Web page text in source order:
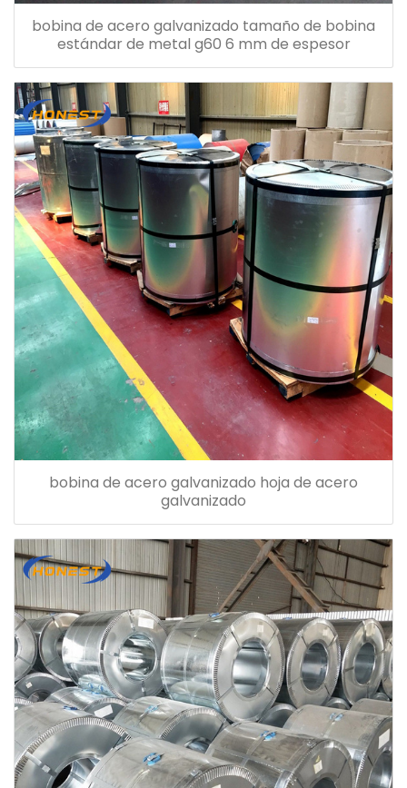
bobina de acero galvanizado tamaño de bobina
estándar de metal g60 6 mm de espesor
bobina de acero galvanizado hoja de acero
galvanizado